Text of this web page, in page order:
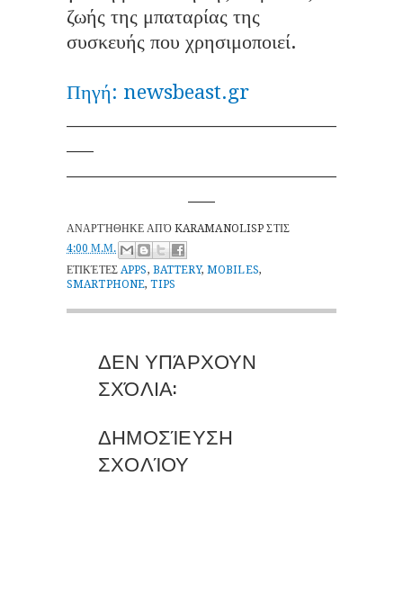
ζωής της μπαταρίας της
συσκευής που χρησιμοποιεί.
Πηγή: newsbeast.gr
ΑΝΑΡΤΉΘΗΚΕ ΑΠΌ KARAMANOLISP ΣΤΙΣ
4:00 Μ.Μ.
ΕΤΙΚΈΤΕΣ APPS, BATTERY, MOBILES,
SMARTPHONE,TIPS
ΔΕΝ ΥΠΆΡΧΟΥΝ
ΣΧΌΛΙΑ:
ΔΗΜΟΣΊΕΥΣΗ
ΣΧΟΛΊΟΥ